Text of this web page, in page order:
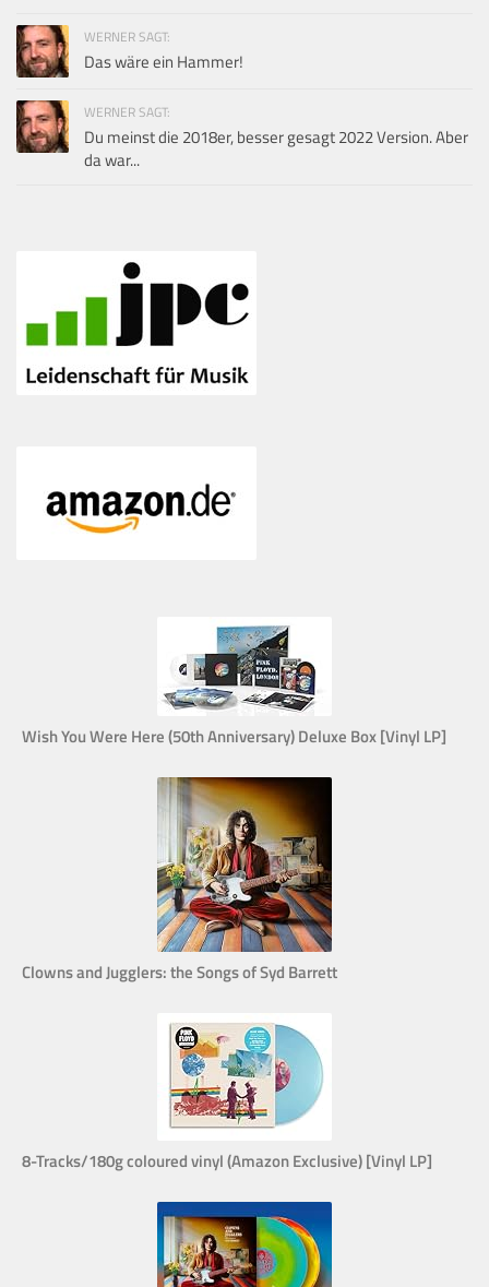
WERNER SAGT:
Das wäre ein Hammer!
WERNER SAGT:
Du meinst die 2018er, besser gesagt 2022 Version. Aber
da war...
Wish You Were Here (50th Anniversary) Deluxe Box [Vinyl LP]
Clowns and Jugglers: the Songs of Syd Barrett
8-Tracks/180g coloured vinyl (Amazon Exclusive) [Vinyl LP]